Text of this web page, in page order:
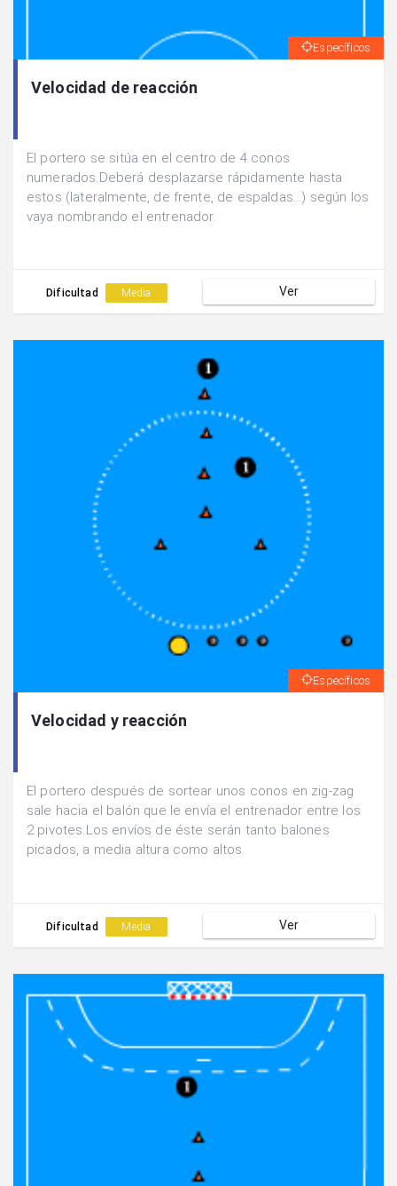
Específicos
Velocidad de reacción
El portero se sitúa en el centro de 4 conos
numerados.Deberá desplazarse rápidamente hasta
estos (lateralmente, de frente, de espaldas...) según los
vaya nombrando el entrenador.
Dificultad Media Ver
Específicos
Velocidad y reacción
El portero después de sortear unos conos en zig-zag
sale hacia el balón que le envía el entrenador entre los
2 pivotes.Los envíos de éste serán tanto balones
picados, a media altura como altos.
Dificultad Media Ver